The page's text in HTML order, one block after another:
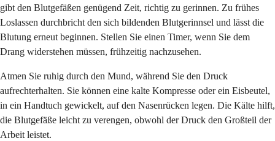
gibt den Blutgefäßen genügend Zeit, richtig zu gerinnen. Zu frühes
Loslassen durchbricht den sich bildenden Blutgerinnsel und lässt die
Blutung erneut beginnen. Stellen Sie einen Timer, wenn Sie dem
Drang widerstehen müssen, frühzeitig nachzusehen.
Atmen Sie ruhig durch den Mund, während Sie den Druck
aufrechterhalten. Sie können eine kalte Kompresse oder ein Eisbeutel,
in ein Handtuch gewickelt, auf den Nasenrücken legen. Die Kälte hilft,
die Blutgefäße leicht zu verengen, obwohl der Druck den Großteil der
Arbeit leistet.